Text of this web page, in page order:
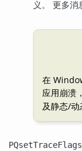
义。 更多
在
应用崩溃
及静态/动
PQsetTraceFlags